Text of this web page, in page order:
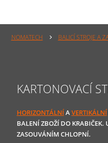
NOMATECH BALICÍ STROJE A
KARTONOVACÍ
HORIZONTÁLNÍAVERTIKÁLNÍ
BALENÍ ZBOŽÍ DO
ZASOUVÁNÍM CHLOPNÍ.